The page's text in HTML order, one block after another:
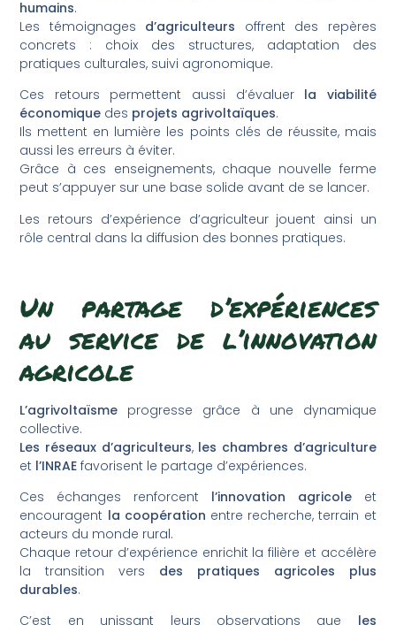
humains.
Les témoignages d’agriculteurs offrent des repères
concrets : choix des structures, adaptation des
pratiques culturales, suivi agronomique.
Ces retours permettent aussi d’évaluer la viabilité
économique des projets agrivoltaïques.
Ils mettent en lumière les points clés de réussite, mais
aussi les erreurs à éviter.
Grâce à ces enseignements, chaque nouvelle ferme
peut s’appuyer sur une base solide avant de se lancer.
Les retours d’expérience d’agriculteur jouent ainsi un
rôle central dans la diffusion des bonnes pratiques.
Un partage d’expériences
au service de l’innovation
agricole
L’agrivoltaïsme progresse grâce à une dynamique
collective.
Les réseaux d’agriculteurs, les chambres d’agriculture
et l’INRAE favorisent le partage d’expériences.
Ces échanges renforcent l’innovation agricoleet
encouragent la coopération entre recherche, terrain et
acteurs du monde rural.
Chaque retour d’expérience enrichit la filière et accélère
la transition vers des pratiques agricoles
plus
durables.
C’est en unissant leurs observations que les